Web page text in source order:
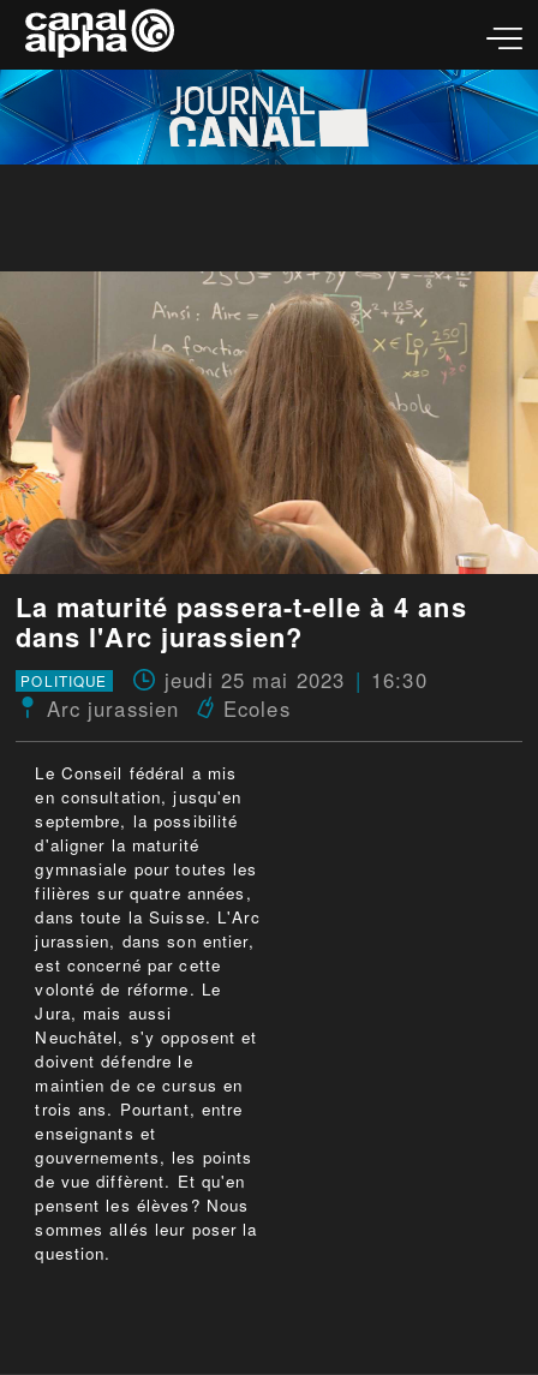
La maturité passera-t-elle à 4 ans
dans l'Arc jurassien?
POLITIQUE jeudi 25 mai 2023
16:30
Arc jurassien
Ecoles
Le Conseil fédéral a mis
en consultation, jusqu'en
septembre, la possibilité
d'aligner la maturité
gymnasiale pour toutes les
filières sur quatre années,
dans toute la Suisse. L'Arc
jurassien, dans son entier,
est concerné par cette
volonté de réforme. Le
Jura, mais aussi
Neuchâtel, s'y opposent et
doivent défendre le
maintien de ce cursus en
trois ans. Pourtant, entre
enseignants et
gouvernements, les points
de vue diffèrent. Et qu'en
pensent les élèves? Nous
sommes allés leur poser la
question.